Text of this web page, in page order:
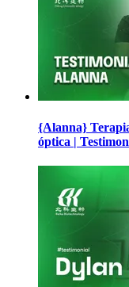
{Alanna}
óptica |